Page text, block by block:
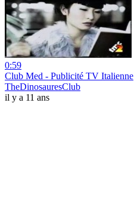
0:59
Club Med - Publicité TV Italienne
TheDinosauresClub
il y a 11 ans